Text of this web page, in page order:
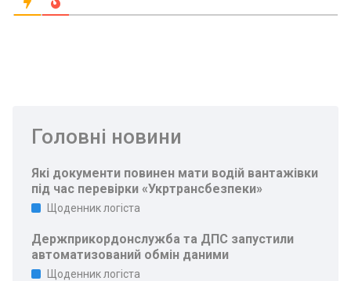
Головні новини
Які документи повинен мати водій вантажівки
під час перевірки «Укртрансбезпеки»
Щоденник логіста
Держприкордонслужба та ДПС запустили
автоматизований обмін даними
Щоденник логіста